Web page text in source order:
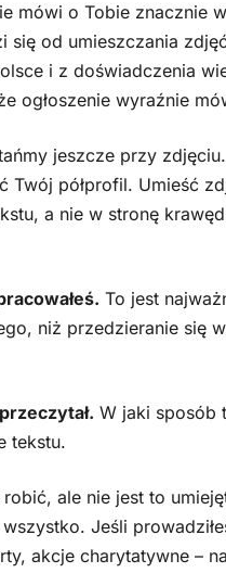
mówi o Tobie znacznie
od umieszczania
i z doświadczenia
ogłoszenie wyraźnie
jeszcze przy
półprofil. Umieść
a nie w stronę
To jest
niż przedzieranie się
W jaki sposób
tekstu.
ale nie jest to
Jeśli
akcje charytatywne –